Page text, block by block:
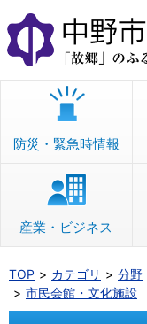
本
文
へ
移
防災・緊急時情報
産業・ビジネス
TOP カテゴリ 分野
市民会館・文化施設